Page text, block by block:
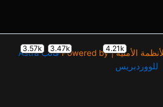
قالب Astra
للووردبريس
4.21k
3.47k
3.57k